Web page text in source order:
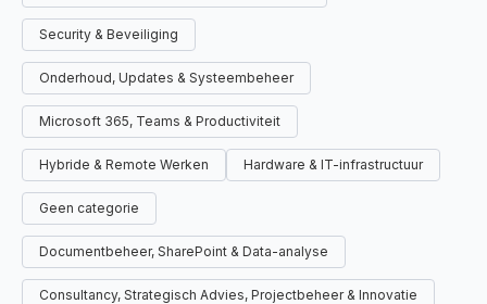
Security & Beveiliging
Onderhoud, Updates & Systeembeheer
Microsoft 365, Teams & Productiviteit
Hybride & Remote Werken Hardware & IT-infrastructuur
Geen categorie
Documentbeheer, SharePoint & Data-analyse
Consultancy, Strategisch Advies, Projectbeheer & Innovatie